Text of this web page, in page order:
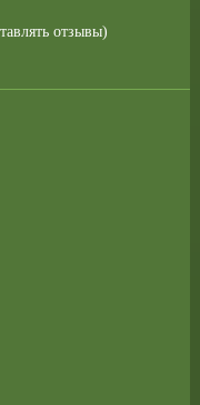
отзывы)